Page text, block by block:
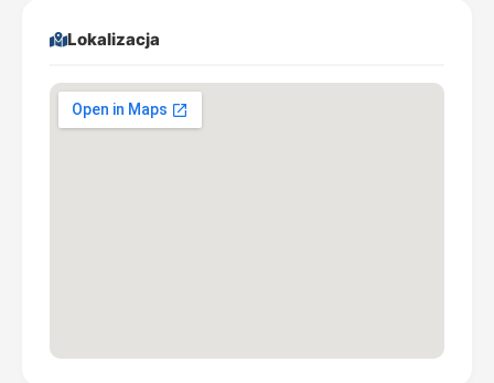
Lokalizacja